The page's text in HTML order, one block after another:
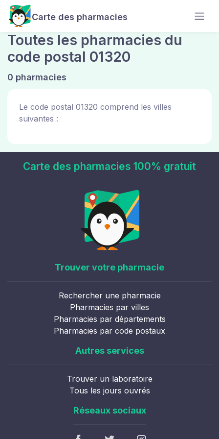
Carte des pharmacies
Toutes les pharmacies du
code postal 01320
0 pharmacies
Le code postal 01320 comprend les villes
suivantes :
Carte des pharmacies 100% gratuit
Trouver votre pharmacie
Rechercher une pharmacie
Pharmacies par villes
Pharmacies par départements
Pharmacies par code postaux
Autres services
Trouver un laboratoire
Tous les jours ouvrés
Réseaux sociaux